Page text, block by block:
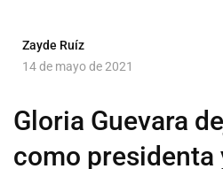
Zayde Ruíz
14 de mayo de 2021
Gloria Guevara
como presidenta